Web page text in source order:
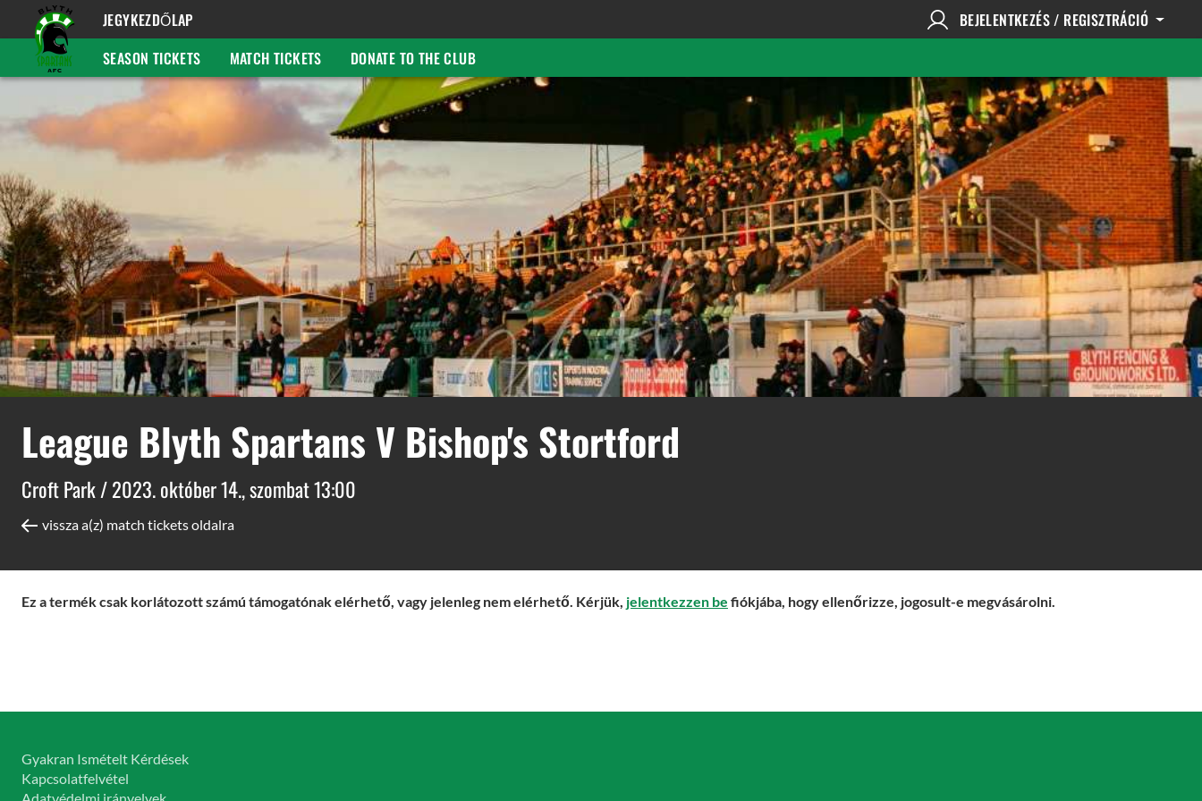
JEGYKEZDŐLAP
BEJELENTKEZÉS / REGISZTRÁCIÓ
SEASON TICKETS
MATCH TICKETS DONATE TO THE CLUB
League Blyth Spartans V Bishop's Stortford
Croft Park /2023. október 14., szombat 13:00
vissza a(z) match tickets oldalra
Ez a termék csak korlátozott számú támogatónak elérhető, vagy jelenleg nem elérhető. Kérjük, jelentkezzen be fiókjába, hogy ellenőrizze, jogosult-e megvásárolni.
Gyakran Ismételt Kérdések
Kapcsolatfelvétel